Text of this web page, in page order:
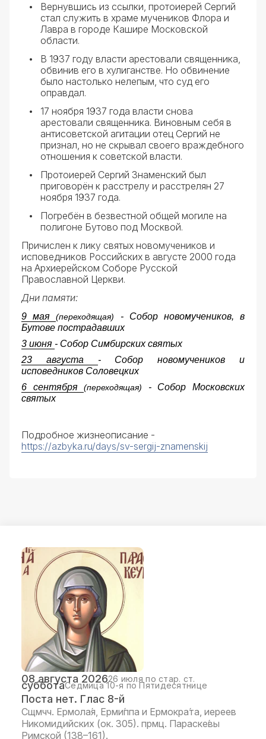
Вернувшись из ссылки, протоиерей Сергий
стал служить в храме мучеников Флора и
Лавра в городе Кашире Московской
области.
В 1937 году власти арестовали священника,
обвинив его в хулиганстве. Но обвинение
было настолько нелепым, что суд его
оправдал.
17 ноября 1937 года власти снова
арестовали священника. Виновным себя в
антисоветской агитации отец Сергий не
признал, но не скрывал своего враждебного
отношения к советской власти.
Протоиерей Сергий Знаменский был
приговорён к расстрелу и расстрелян 27
ноября 1937 года.
Погребён в безвестной общей могиле на
полигоне Бутово под Москвой.
Причислен к лику святых новомучеников и
исповедников Российских в августе 2000 года
на Архиерейском Соборе Русской
Православной Церкви.
Дни памяти:
9 мая(переходящая)
- Собор новомучеников, в
Бутове пострадавших
3 июня - Собор Симбирских святых
23 августа - Собор новомучеников и
исповедников Соловецких
6 сентября(переходящая)
- Собор Московских
святых
Подробное жизнеописание -
https://azbyka.ru/days/sv-sergij-znamenskij
08 августа 202626 июля по стар. ст.
субботаСедмица 10-я по Пятидесятнице
Поста нет. Глас 8-й
Сщмчч. Ермола́я, Ерми́ппа и Ермокра́та, иереев
Никомидийских (ок. 305). прмц. Параске́вы
Римской (138–161).